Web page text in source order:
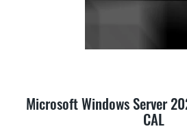
Microsoft Windows Server
CAL